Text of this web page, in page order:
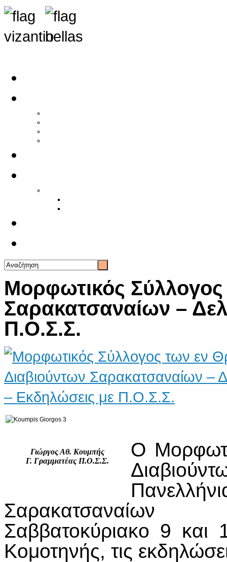
Μορφωτικός
Σαρακατσαναίων –
Π.Ο.Σ.Σ.
Γιώργος Αθ. Κουμπής
Γ. Γραμματέας Π.Ο.Σ.Σ.
Ο
Σαββατοκύριακο 9
Κομοτηνής, τις